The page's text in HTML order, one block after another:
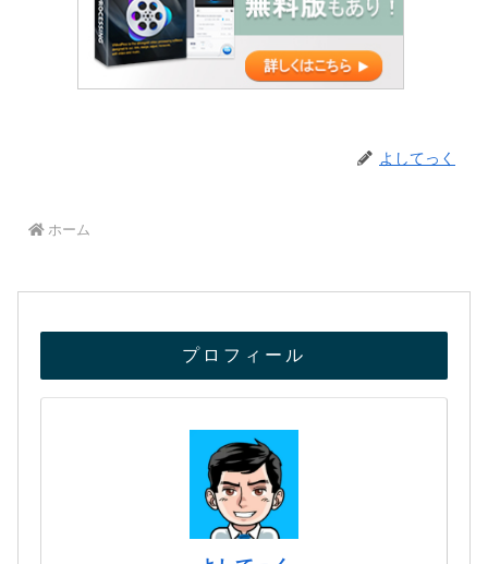
よしてっく
ホーム
プロフィール